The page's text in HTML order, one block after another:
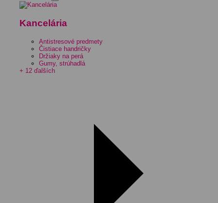
Kancelária
Antistresové predmety
Čistiace handričky
Držiaky na perá
Gumy, strúhadlá
+ 12 ďalších